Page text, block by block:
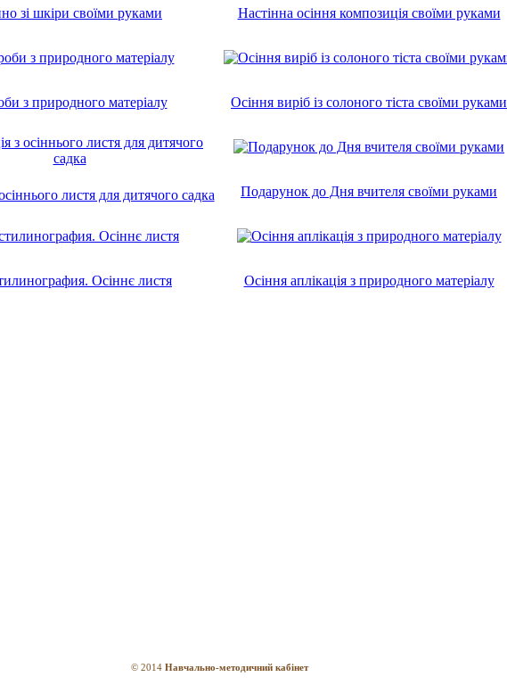
зі шкіри своїми руками Настінна осіння композиція своїми руками
з природного матеріалу Осіння виріб із солоного тіста своїми руками
листя для дитячого садка Подарунок до Дня вчителя своїми руками
Осіннє листя Осіння аплікація з природного матеріалу
© 2014 Навчально-методичний кабінет